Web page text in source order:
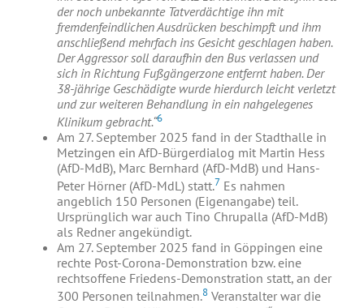
der noch unbekannte Tatverdächtige ihn mit
fremdenfeindlichen Ausdrücken beschimpft und ihm
anschließend mehrfach ins Gesicht geschlagen haben.
Der Aggressor soll daraufhin den Bus verlassen und
sich in Richtung Fußgängerzone entfernt haben. Der
38-jährige Geschädigte wurde hierdurch leicht verletzt
und zur weiteren Behandlung in ein nahgelegenes
Klinikum gebracht.“6
Am 27. September 2025 fand in der Stadthalle in
Metzingen ein AfD-Bürgerdialog mit Martin Hess
(AfD-MdB), Marc Bernhard (AfD-MdB) und Hans-
Peter Hörner (AfD-MdL) statt.7 Es nahmen
angeblich 150 Personen (Eigenangabe) teil.
Ursprünglich war auch Tino Chrupalla (AfD-MdB)
als Redner angekündigt.
Am 27. September 2025 fand in Göppingen eine
rechte Post-Corona-Demonstration bzw. eine
rechtsoffene Friedens-Demonstration statt, an der
300 Personen teilnahmen.8Veranstalter war die